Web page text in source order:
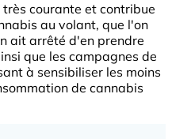
courante et contribue
au volant, que l'on
ait arrêté d'en prendre
que les campagnes de
à sensibiliser les moins
de cannabis